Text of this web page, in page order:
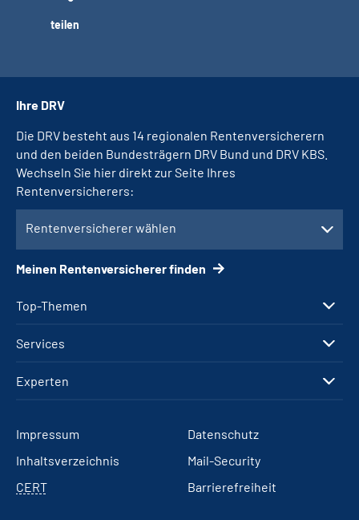
teilen
Top-Themen
Services
Experten
Ihre DRV
Die DRV besteht aus 14 regionalen Rentenversicherern
und den beiden Bundesträgern DRV Bund und DRV KBS.
Wechseln Sie hier direkt zur Seite Ihres
Rentenversicherers:
Rentenversicherer wählen
Meinen Rentenversicherer finden
Impressum
Datenschutz
Inhaltsverzeichnis
Mail-Security
CERT
Barrierefreiheit